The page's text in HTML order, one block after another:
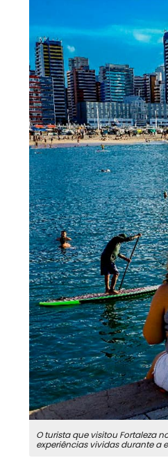
O turista que visitou Fortaleza
experiências vividas durante a